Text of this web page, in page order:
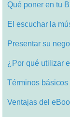
Qué poner en tu
El escuchar la
Presentar su
¿Por qué utilizar
Términos
Ventajas del